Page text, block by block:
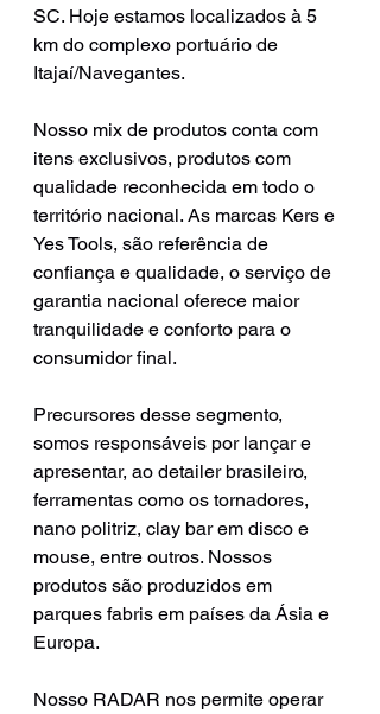
SC. Hoje estamos localizados à 5
km do complexo portuário de
Itajaí/Navegantes.
Nosso mix de produtos conta com
itens exclusivos, produtos com
qualidade reconhecida em todo o
território nacional. As marcas Kers e
Yes Tools, são referência de
confiança e qualidade, o serviço de
garantia nacional oferece maior
tranquilidade e conforto para o
consumidor final.
Precursores desse segmento,
somos responsáveis por lançar e
apresentar, ao detailer brasileiro,
ferramentas como os tornadores,
nano politriz, clay bar em disco e
mouse, entre outros. Nossos
produtos são produzidos em
parques fabris em países da Ásia e
Europa.
Nosso RADAR nos permite operar